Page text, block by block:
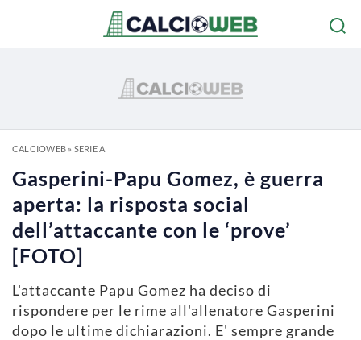
CALCIOWEB» SERIE A
Gasperini-Papu Gomez, è guerra
aperta: la risposta social
dell’attaccante con le ‘prove’
[FOTO]
L'attaccante Papu Gomez ha deciso di
rispondere per le rime all'allenatore Gasperini
dopo le ultime dichiarazioni. E' sempre grande